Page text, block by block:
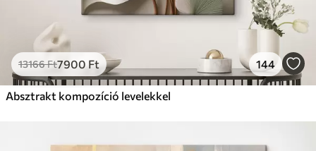
13166Ft7900 Ft 144
Absztrakt kompozíció levelekkel